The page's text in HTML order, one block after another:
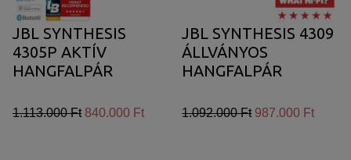
JBL SYNTHESIS
4305P AKTÍV
HANGFALPÁR
1.113.000 Ft 840.000 Ft
JBL SYNTHESIS 4309
ÁLLVÁNYOS
HANGFALPÁR
1.092.000 Ft 987.000 Ft